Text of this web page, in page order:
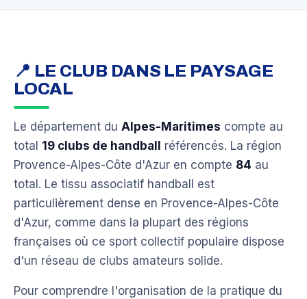
📍 LE CLUB DANS LE PAYSAGE
LOCAL
Le département du Alpes-Maritimes compte au
total 19 clubs de handball
référencés. La région
Provence-Alpes-Côte d'Azur en compte 84 au
total. Le tissu associatif handball est
particulièrement dense en Provence-Alpes-Côte
d'Azur, comme dans la plupart des régions
françaises où ce sport collectif populaire dispose
d'un réseau de clubs amateurs solide.
Pour comprendre l'organisation de la pratique du